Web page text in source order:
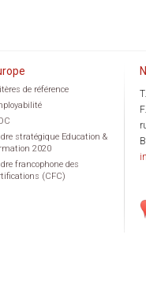
de référence
stratégique Education &
2020
francophone des
(CFC)